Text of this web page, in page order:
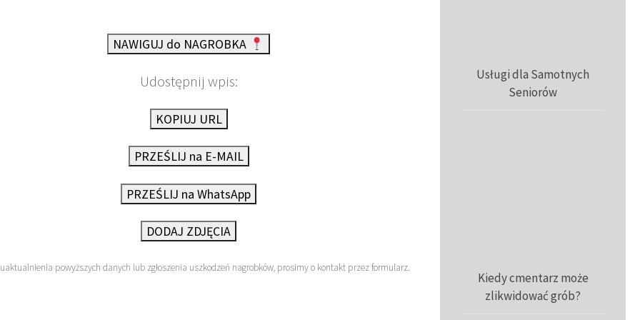
NAWIGUJ do NAGROBKA
Udostępnij wpis:
KOPIUJ URL
PRZEŚLIJ na E-MAIL
PRZEŚLIJ na WhatsApp
DODAJ ZDJĘCIA
powyższych danych lub zgłoszenia uszkodzeń nagrobków, prosimy o kontakt przezformularz.
Usługi dla Samotnych
Seniorów
Kiedy cmentarz może
zlikwidować grób?